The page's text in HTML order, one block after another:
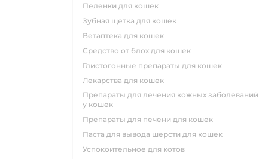
пеленки для кошек
зубная щетка для кошек
ветаптека для кошек
средство от блох для кошек
глистогонные препараты для кошек
лекарства для кошек
препараты для лечения кожных заболеваний
у кошек
препараты для печени для кошек
паста для вывода шерсти для кошек
успокоительное для котов